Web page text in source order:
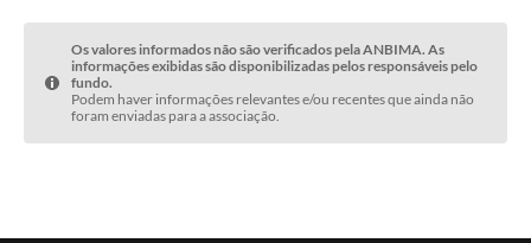
Os valores informados não são verificados pela ANBIMA. As
informações exibidas são disponibilizadas pelos responsáveis pelo
fundo.
Podem haver informações relevantes e/ou recentes que ainda não
foram enviadas para a associação.